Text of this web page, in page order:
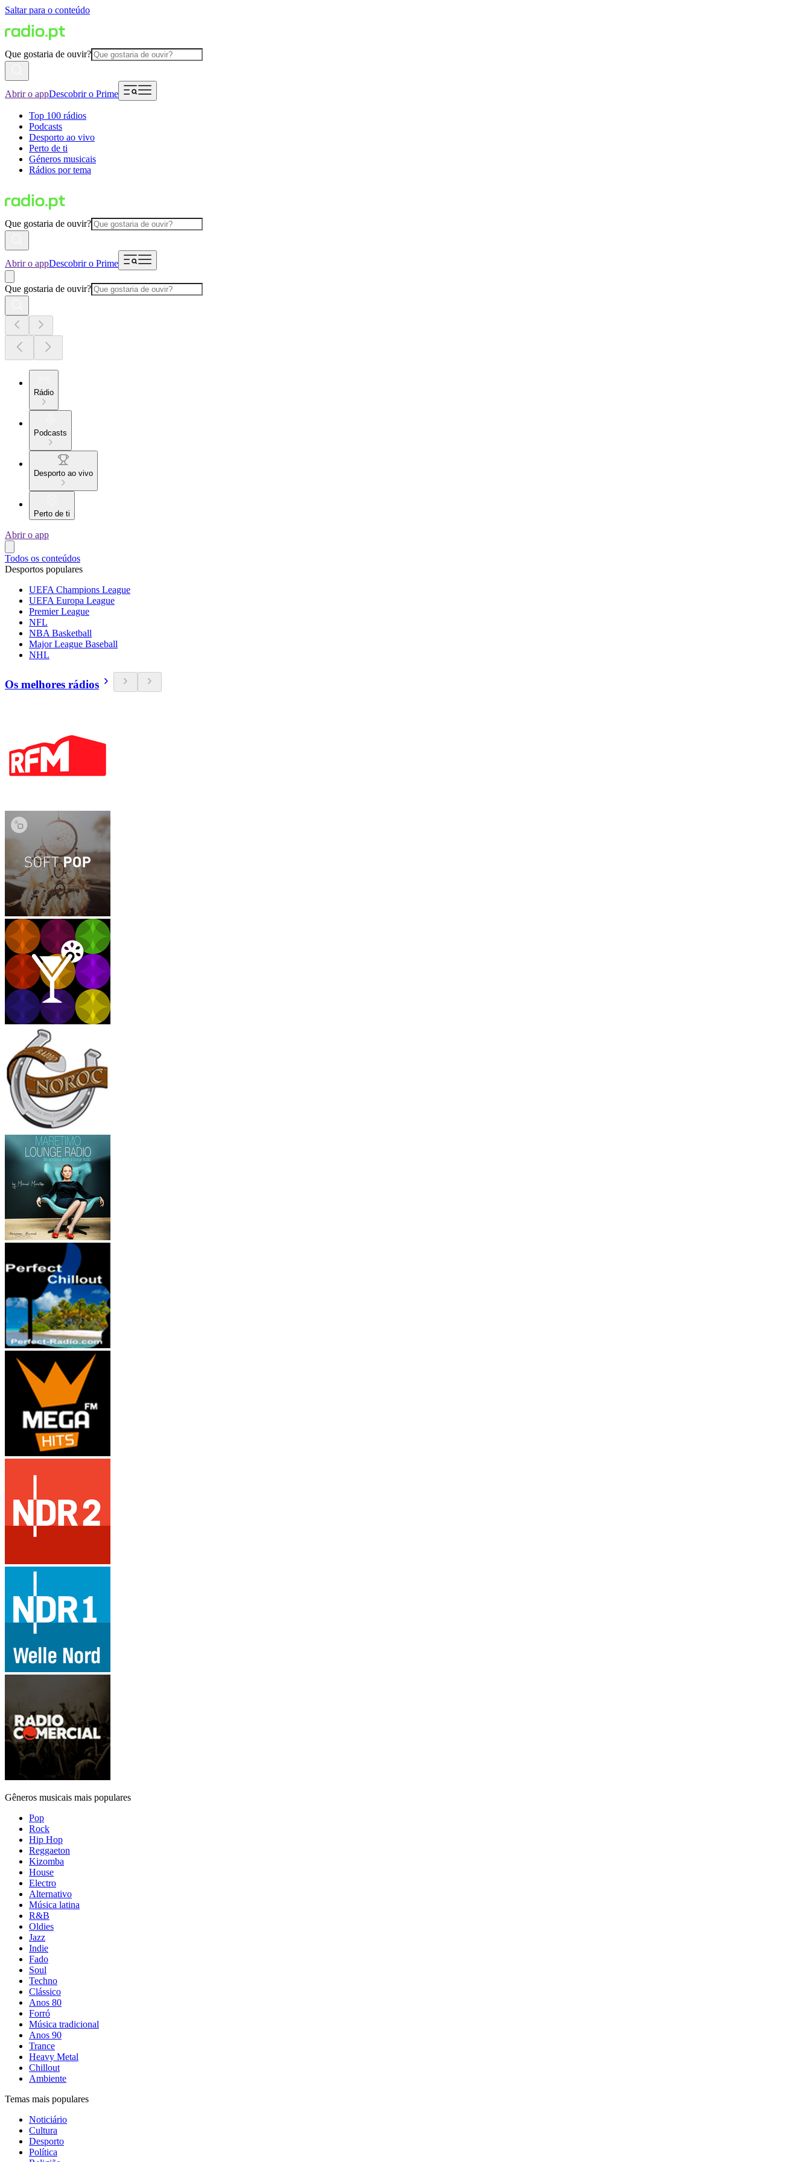
Saltar para o conteúdo
Que gostaria de ouvir?
Abrir o appDescobrir o Prime
Top 100 rádios
Podcasts
Desporto ao vivo
Perto de ti
Géneros musicais
Rádios por tema
Que gostaria de ouvir?
Abrir o appDescobrir o Prime
Que gostaria de ouvir?
Rádio
Podcasts
Desporto ao vivo
Perto de ti
Abrir o app
Todos os conteúdos
Desportos populares
UEFA Champions League
UEFA Europa League
Premier League
NFL
NBA Basketball
Major League Baseball
NHL
Os melhores rádios
Gêneros musicais mais populares
Pop
Rock
Hip Hop
Reggaeton
Kizomba
House
Electro
Alternativo
Música latina
R&B
Oldies
Jazz
Indie
Fado
Soul
Techno
Clássico
Anos 80
Forró
Música tradicional
Anos 90
Trance
Heavy Metal
Chillout
Ambiente
Temas mais populares
Noticiário
Cultura
Desporto
Política